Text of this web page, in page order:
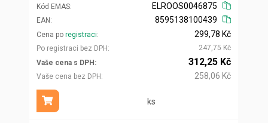
Kód EMAS
EAN
ELROOS0046875
8595138100439
Cena po registraci
Po registraci bez DPH
299,78 Kč
247,75 Kč
Vaše cena s DPH
Vaše cena bez DPH
312,25 Kč
258,06 Kč
ks
Přidat do košíku